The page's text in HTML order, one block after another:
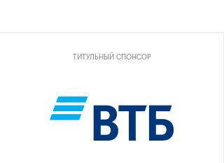
ТИТУЛЬНЫЙ СПОНСОР